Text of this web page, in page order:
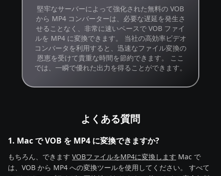
堅牢なサーバーによって強化された無料の VOB
から MP4 コンバーターは、必要な遅延を発生さ
せることなく、非常に速いペースで VOB ファイ
ルを MP4 に変換できます。 当社の高効率ビデオ
コンバータを利用すると、迅速なファイル変換の
恩恵を受けて貴重な時間を節約できます。 ここ
では、一瞬で優れた出力を得ることができます。
よくある質問
1. Mac で VOB を MP4 に変換できますか?
もちろん、できます VOBファイルをMP4に変換します Mac で
は、VOB から MP4 への変換ツールを使用してください。 すべて